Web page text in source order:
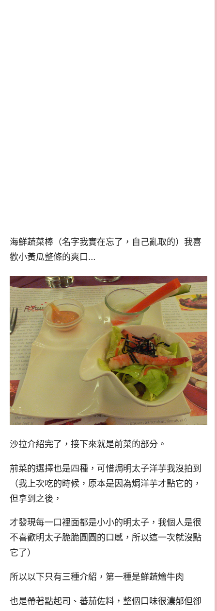
海鮮蔬菜棒（名字我實在忘了，自己亂取的）我喜
歡小黃瓜整條的爽口…
沙拉介紹完了，接下來就是前菜的部分。
前菜的選擇也是四種，可惜焗明太子洋芋我沒拍到
（我上次吃的時候，原本是因為焗洋芋才點它的，
但拿到之後，
才發現每一口裡面都是小小的明太子，我個人是很
不喜歡明太子脆脆圓圓的口感，所以這一次就沒點
它了）
所以以下只有三種介紹，第一種是鮮蔬燴牛肉
也是帶著點起司、蕃茄佐料，整個口味很濃郁但卻